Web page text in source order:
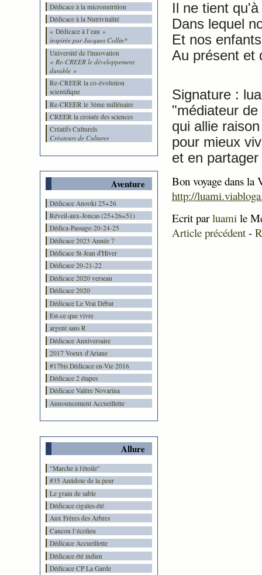
Dédicace à la micronutrition
Dédicace à la Nutrivitalité
« Dédicace à l’eau »
inspirée par Jacques Collin*
Université de l'innovation
« Re-CREER le développement
durable »
Re-CREER la co-évolution
scientifique
Re-CREER le 3ème millénaire
CREER la croisée des sciences
Créatifs Culturels
Créateurs de Cultures
Aventure
Dédicace Anooki 25+26
Réveil-aux-Joncas (25+26=51)
Dédica-Passage-20-24-25
Dédicace 2023 Année 7
Dédicace St-Jean d'Hiver
Dédicace 20-21-22
Dédicace 2020 verseau
Dédicace 2020
Dédicace Le Vrai Débat
Est-ce que vivre
argent sans R
Dédicace Anniversaire
2017 Voeux d'Ariane
#17bis Dédicace en-Vie 2016
Dédicace 2 étapes
Dédicace Valère Novarina
Announcement Accueillette
Allure
"Marche à l'étoile"
#35 Antidote de la peur
Le grain de sable
Dédicace cigales-été
Aux Frères des Arbres
Cancou l’écolieu
Dédicace Accueillette
Dédicace été indien
Dédicace CP La Garde
Il ne tient
Dans lequel
Et nos
Au présent et
Signature :
"médiateur
qui allie
pour mieux
et en
Bon voyage dans la
http://
Ecrit parluami le
Article précédent-